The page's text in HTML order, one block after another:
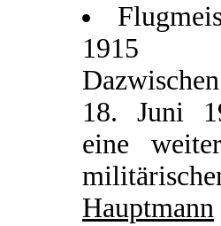
1915
18. Juni
eine
Hauptmann